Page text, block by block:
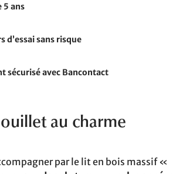
5 ans
d’essai sans risque
sécurisé avec Bancontact
au charme
par le lit en bois massif «